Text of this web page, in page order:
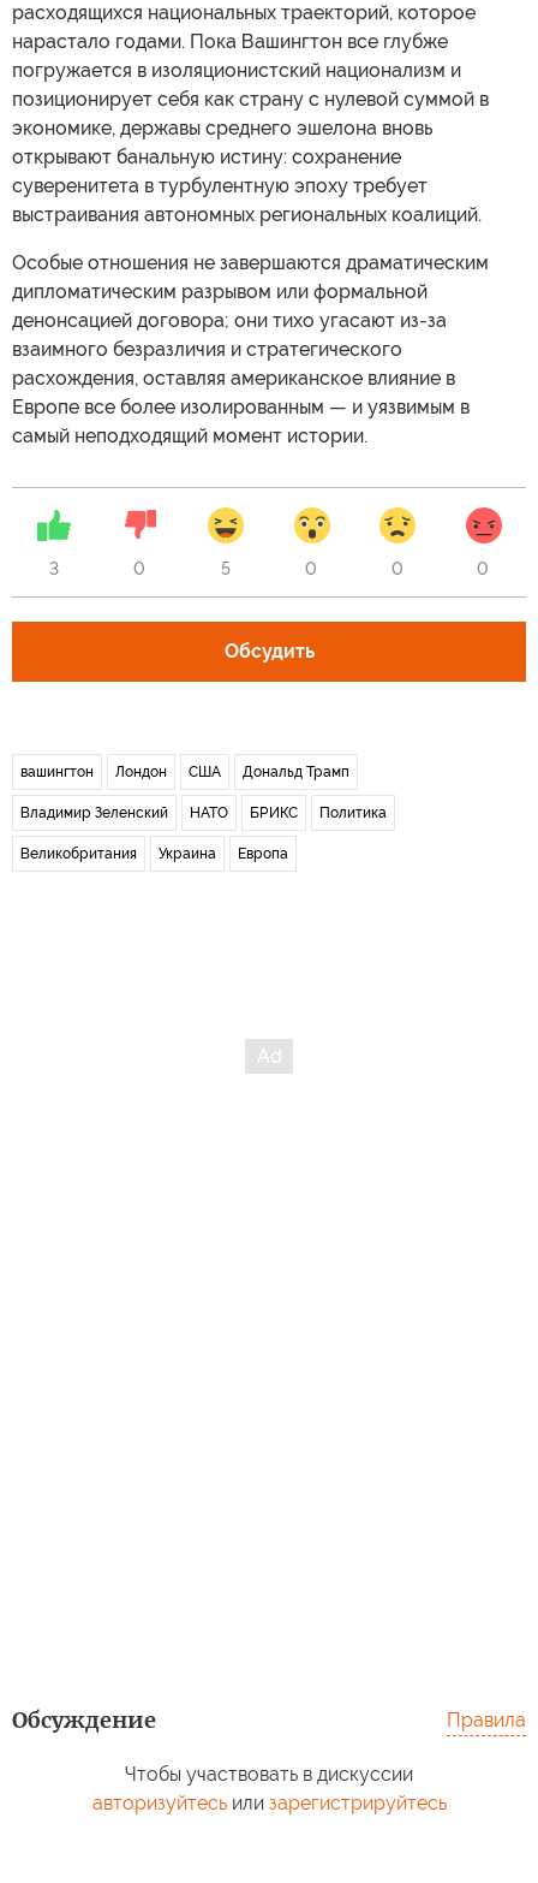
расходящихся национальных траекторий, которое
нарастало годами. Пока Вашингтон все глубже
погружается в изоляционистский национализм и
позиционирует себя как страну с нулевой суммой в
экономике, державы среднего эшелона вновь
открывают банальную истину: сохранение
суверенитета в турбулентную эпоху требует
выстраивания автономных региональных коалиций.
Особые отношения не завершаются драматическим
дипломатическим разрывом или формальной
денонсацией договора; они тихо угасают из-за
взаимного безразличия и стратегического
расхождения, оставляя американское влияние в
Европе все более изолированным — и уязвимым в
самый неподходящий момент истории.
3 0 5 0 0 0
Обсудить
вашингтон Лондон США Дональд Трамп
Владимир Зеленский НАТО БРИКС Политика
Великобритания Украина Европа
Чтобы участвовать в дискуссии